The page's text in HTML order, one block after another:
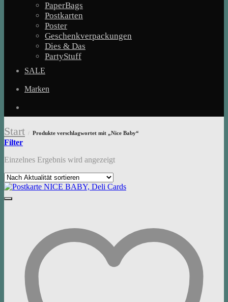
PaperBags
Postkarten
Poster
Geschenkverpackungen
Dies & Das
PartyStuff
SALE
Marken
Start / Produkte verschlagwortet mit „Nice Baby“
Filter
Einzelnes Ergebnis wird angezeigt